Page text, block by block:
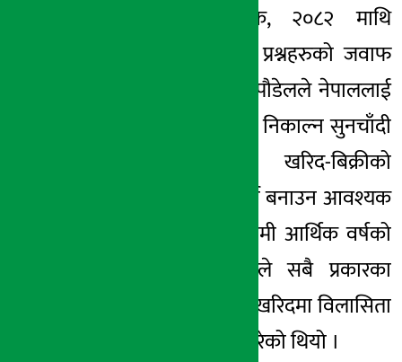
विनियोजन विधेयक, २०८२ माथि
राष्ट्रियसभामा उठेका प्रश्नहरुको जवाफ
दिनेक्रममा अर्थमन्त्री पौडेलले नेपाललाई
‘ग्रे लिस्ट’ बाट बाहिर निकाल्न सुनचाँदी
तथा गरगहना खरिद-बिक्रीको
कारोबारलाई पारदर्शी बनाउन आवश्यक
रहेको बताए । आगामी आर्थिक वर्षको
बजेटमार्फत सरकारले सबै प्रकारका
गरगहना र सुनचाँदी खरिदमा विलासिता
कर लगाउने निर्णय गरेको थियो ।